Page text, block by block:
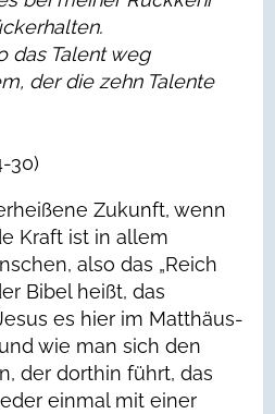
das Talent weg
der die zehn Talente
30)
Zukunft, wenn
Kraft ist in allem
also das „Reich
Bibel heißt, das
es hier im Matthäus-
wie man sich den
der dorthin führt, das
einmal mit einer